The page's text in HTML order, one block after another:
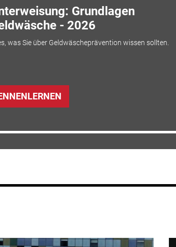
Grundlagen
- 2026
was Sie über Geldwäscheprävention wissen sollten.